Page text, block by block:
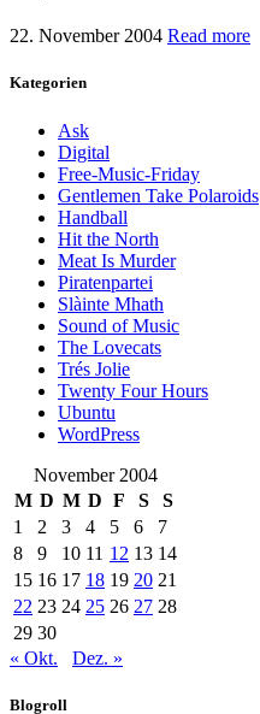
22. November 2004 Read more
Kategorien
Ask
Digital
Free-Music-Friday
Gentlemen Take Polaroids
Handball
Hit the North
Meat Is Murder
Piratenpartei
Slàinte Mhath
Sound of Music
The Lovecats
Trés Jolie
Twenty Four Hours
Ubuntu
WordPress
November 2004
M D M D F S
S
1
2 3 4 5 6
7
8
9 10 11 12 13 14
15 16 17 18 19 20 21
22 23 24 25 26 27 28
29 30
« Okt.
Dez. »
Blogroll